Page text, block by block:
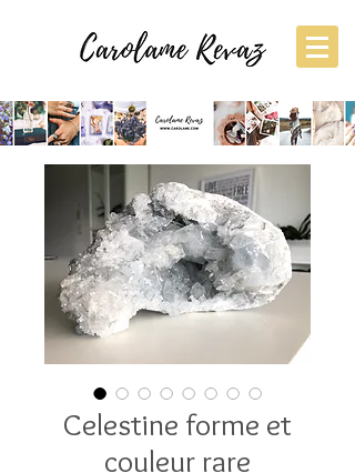
Celestine forme et
couleur rare